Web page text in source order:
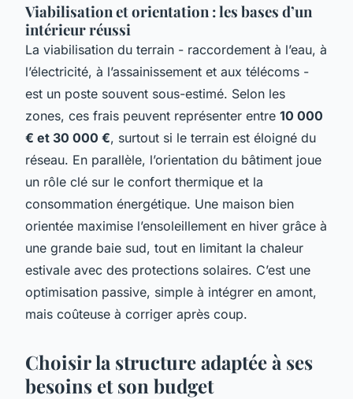
Viabilisation et orientation : les bases d’un
intérieur réussi
La viabilisation du terrain - raccordement à l’eau, à
l’électricité, à l’assainissement et aux télécoms -
est un poste souvent sous-estimé. Selon les
zones, ces frais peuvent représenter entre 10 000
€ et 30 000 €, surtout si le terrain est éloigné du
réseau. En parallèle, l’orientation du bâtiment joue
un rôle clé sur le confort thermique et la
consommation énergétique. Une maison bien
orientée maximise l’ensoleillement en hiver grâce à
une grande baie sud, tout en limitant la chaleur
estivale avec des protections solaires. C’est une
optimisation passive, simple à intégrer en amont,
mais coûteuse à corriger après coup.
Choisir la structure adaptée à ses
besoins et son budget